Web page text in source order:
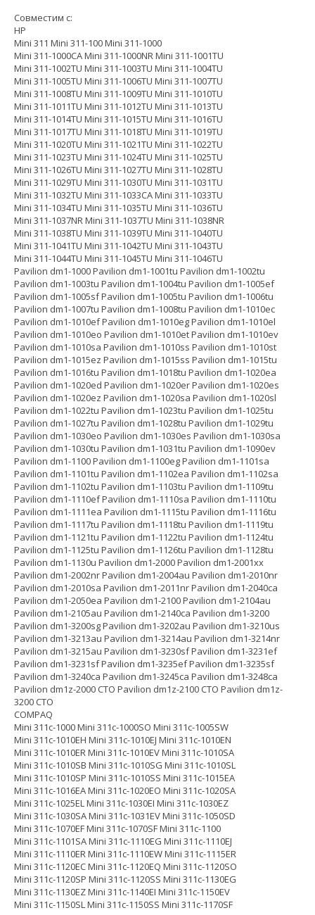
Совместим с:
HP
Mini 311 Mini 311-100 Mini 311-1000
Mini 311-1000CA Mini 311-1000NR Mini 311-1001TU
Mini 311-1002TU Mini 311-1003TU Mini 311-1004TU
Mini 311-1005TU Mini 311-1006TU Mini 311-1007TU
Mini 311-1008TU Mini 311-1009TU Mini 311-1010TU
Mini 311-1011TU Mini 311-1012TU Mini 311-1013TU
Mini 311-1014TU Mini 311-1015TU Mini 311-1016TU
Mini 311-1017TU Mini 311-1018TU Mini 311-1019TU
Mini 311-1020TU Mini 311-1021TU Mini 311-1022TU
Mini 311-1023TU Mini 311-1024TU Mini 311-1025TU
Mini 311-1026TU Mini 311-1027TU Mini 311-1028TU
Mini 311-1029TU Mini 311-1030TU Mini 311-1031TU
Mini 311-1032TU Mini 311-1033CA Mini 311-1033TU
Mini 311-1034TU Mini 311-1035TU Mini 311-1036TU
Mini 311-1037NR Mini 311-1037TU Mini 311-1038NR
Mini 311-1038TU Mini 311-1039TU Mini 311-1040TU
Mini 311-1041TU Mini 311-1042TU Mini 311-1043TU
Mini 311-1044TU Mini 311-1045TU Mini 311-1046TU
Pavilion dm1-1000 Pavilion dm1-1001tu Pavilion dm1-1002tu
Pavilion dm1-1003tu Pavilion dm1-1004tu Pavilion dm1-1005ef
Pavilion dm1-1005sf Pavilion dm1-1005tu Pavilion dm1-1006tu
Pavilion dm1-1007tu Pavilion dm1-1008tu Pavilion dm1-1010ec
Pavilion dm1-1010ef Pavilion dm1-1010eg Pavilion dm1-1010el
Pavilion dm1-1010eo Pavilion dm1-1010et Pavilion dm1-1010ev
Pavilion dm1-1010sa Pavilion dm1-1010ss Pavilion dm1-1010st
Pavilion dm1-1015ez Pavilion dm1-1015ss Pavilion dm1-1015tu
Pavilion dm1-1016tu Pavilion dm1-1018tu Pavilion dm1-1020ea
Pavilion dm1-1020ed Pavilion dm1-1020er Pavilion dm1-1020es
Pavilion dm1-1020ez Pavilion dm1-1020sa Pavilion dm1-1020sl
Pavilion dm1-1022tu Pavilion dm1-1023tu Pavilion dm1-1025tu
Pavilion dm1-1027tu Pavilion dm1-1028tu Pavilion dm1-1029tu
Pavilion dm1-1030eo Pavilion dm1-1030es Pavilion dm1-1030sa
Pavilion dm1-1030tu Pavilion dm1-1031tu Pavilion dm1-1090ev
Pavilion dm1-1100 Pavilion dm1-1100eg Pavilion dm1-1101sa
Pavilion dm1-1101tu Pavilion dm1-1102ea Pavilion dm1-1102sa
Pavilion dm1-1102tu Pavilion dm1-1103tu Pavilion dm1-1109tu
Pavilion dm1-1110ef Pavilion dm1-1110sa Pavilion dm1-1110tu
Pavilion dm1-1111ea Pavilion dm1-1115tu Pavilion dm1-1116tu
Pavilion dm1-1117tu Pavilion dm1-1118tu Pavilion dm1-1119tu
Pavilion dm1-1121tu Pavilion dm1-1122tu Pavilion dm1-1124tu
Pavilion dm1-1125tu Pavilion dm1-1126tu Pavilion dm1-1128tu
Pavilion dm1-1130u Pavilion dm1-2000 Pavilion dm1-2001xx
Pavilion dm1-2002nr Pavilion dm1-2004au Pavilion dm1-2010nr
Pavilion dm1-2010sa Pavilion dm1-2011nr Pavilion dm1-2040ca
Pavilion dm1-2050ea Pavilion dm1-2100 Pavilion dm1-2104au
Pavilion dm1-2105au Pavilion dm1-2140ca Pavilion dm1-3200
Pavilion dm1-3200sg Pavilion dm1-3202au Pavilion dm1-3210us
Pavilion dm1-3213au Pavilion dm1-3214au Pavilion dm1-3214nr
Pavilion dm1-3215au Pavilion dm1-3230sf Pavilion dm1-3231ef
Pavilion dm1-3231sf Pavilion dm1-3235ef Pavilion dm1-3235sf
Pavilion dm1-3240ca Pavilion dm1-3245ca Pavilion dm1-3248ca
Pavilion dm1z-2000 CTO Pavilion dm1z-2100 CTO Pavilion dm1z-
3200 CTO
COMPAQ
Mini 311c-1000 Mini 311c-1000SO Mini 311c-1005SW
Mini 311c-1010EH Mini 311c-1010EJ Mini 311c-1010EN
Mini 311c-1010ER Mini 311c-1010EV Mini 311c-1010SA
Mini 311c-1010SB Mini 311c-1010SG Mini 311c-1010SL
Mini 311c-1010SP Mini 311c-1010SS Mini 311c-1015EA
Mini 311c-1016EA Mini 311c-1020EO Mini 311c-1020SA
Mini 311c-1025EL Mini 311c-1030EI Mini 311c-1030EZ
Mini 311c-1030SA Mini 311c-1031EV Mini 311c-1050SD
Mini 311c-1070EF Mini 311c-1070SF Mini 311c-1100
Mini 311c-1101SA Mini 311c-1110EG Mini 311c-1110EJ
Mini 311c-1110ER Mini 311c-1110EW Mini 311c-1115ER
Mini 311c-1120EC Mini 311c-1120EQ Mini 311c-1120SO
Mini 311c-1120SP Mini 311c-1120SS Mini 311c-1130EG
Mini 311c-1130EZ Mini 311c-1140EI Mini 311c-1150EV
Mini 311c-1150SL Mini 311c-1150SS Mini 311c-1170SF